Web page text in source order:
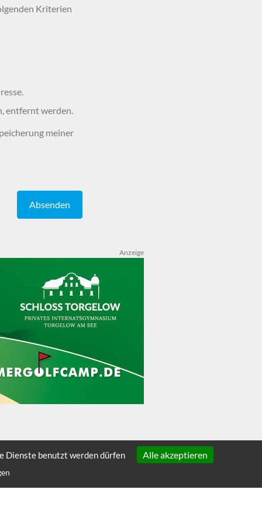
Kriterien
entfernt werden.
meiner
Absenden
Anzeige
Dienste benutzt werden dürfen Alle akzeptieren